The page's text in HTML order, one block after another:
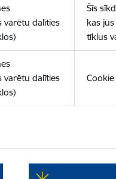
varētu dalīties
Šīs
kas
tīklus
varētu dalīties